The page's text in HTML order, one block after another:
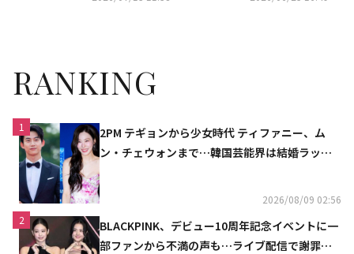
RANKING
1
2PM テギョンから少女時代 ティファニー、ム
ン・チェウォンまで…韓国芸能界は結婚ラッシ
2026/08/09 02:56
2
BLACKPINK、デビュー10周年記念イベントに一
部ファンから不満の声も…ライブ配信で謝罪